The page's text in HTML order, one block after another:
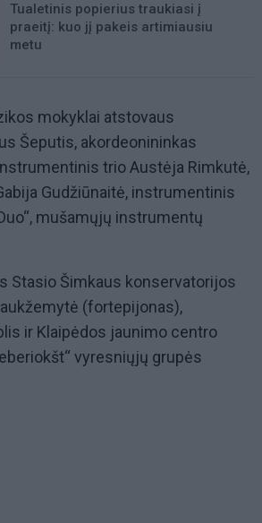
Tualetinis popierius traukiasi į
praeitį: kuo jį pakeis artimiausiu
metu
mokyklai atstovaus
Šeputis, akordeonininkas
trio Austėja Rimkutė,
Gudžiūnaitė, instrumentinis
mušamųjų instrumentų
Stasio Šimkaus konservatorijos
(fortepijonas),
ir Klaipėdos jaunimo centro
vyresniųjų grupės